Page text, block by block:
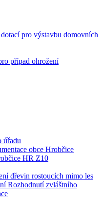
pro výstavbu domovních
případ ohrožení
úřadu
obce Hrobčice
HR Z10
dřevin rostoucích mimo les
Rozhodnutí zvláštního